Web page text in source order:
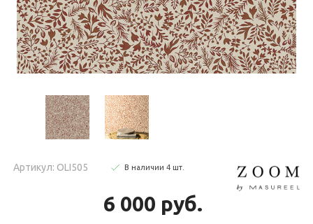
Артикул: OLI505 В наличии 4 шт
6 000 руб.